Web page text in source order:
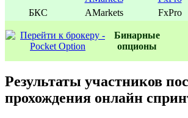
БКС AMarkets FxPro
Бинаpные
oпционы
Результаты участников
прохождения онлайн